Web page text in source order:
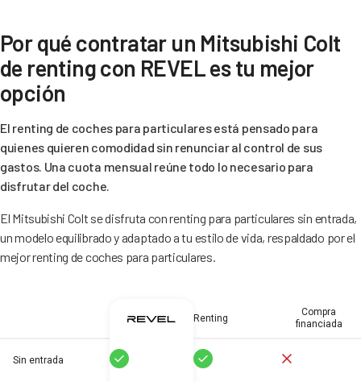
Por qué contratar un Mitsubishi Colt
de renting con REVEL es tu mejor
opción
El renting de coches para particulares está pensado para
quienes quieren comodidad sin renunciar al control de sus
gastos. Una cuota mensual reúne todo lo necesario para
disfrutar del coche.
El Mitsubishi Colt se disfruta con renting para particulares sin entrada,
un modelo equilibrado y adaptado a tu estilo de vida, respaldado por el
mejor renting de coches para particulares.
Renting
Compra
financiada
Sin entrada Sí Sí